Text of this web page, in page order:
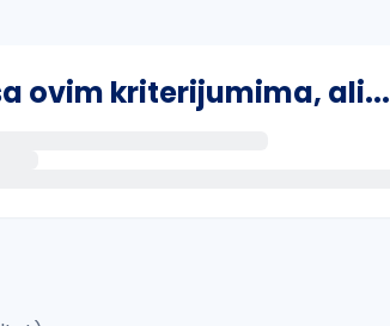
ovim kriterijumima, ali...